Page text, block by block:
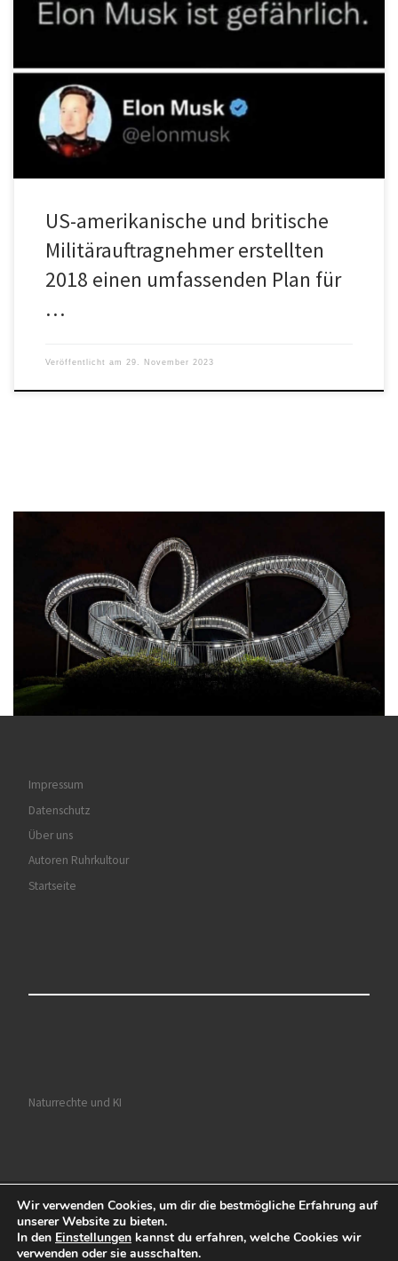
den Twitter Files und […]
US-amerikanische und britische
Militärauftragnehmer erstellten
2018 einen umfassenden Plan für
…
Veröffentlicht am 29. November 2023
Impressum
Datenschutz
Über uns
Autoren Ruhrkultour
Startseite
Naturrechte und KI
© 2026Ruhrkultour– Alle Rechte vorbehalten
Präsentiert von WP– Entworfen mit demCustomizr-Theme
Wir verwenden Cookies, um dir die bestmögliche Erfahrung auf
unserer Website zu bieten.
In den Einstellungen kannst du erfahren, welche Cookies wir
verwenden oder sie ausschalten.